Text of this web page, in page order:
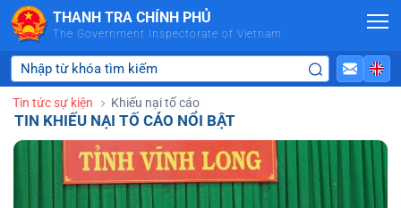
Skip to Main Content
THANH TRA CHÍNH PHỦ
The Government Inspectorate of Vietnam
Tin tức sự kiện Khiếu nại tố cáo
TIN KHIẾU NẠI TỐ CÁO NỔI BẬT